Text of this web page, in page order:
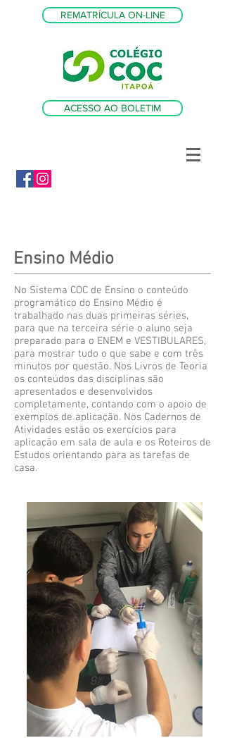
REMATRÍCULA ON-LINE
ACESSO AO BOLETIM
Ensino Médio
No Sistema COC de Ensino o conteúdo
programático do Ensino Médio é
trabalhado nas duas primeiras séries,
para que na terceira série o aluno seja
preparado para o ENEM e VESTIBULARES,
para mostrar tudo o que sabe e com três
minutos por questão. Nos Livros de Teoria
os conteúdos das disciplinas são
apresentados e desenvolvidos
completamente, contando com o apoio de
exemplos de aplicação. Nos Cadernos de
Atividades estão os exercícios para
aplicação em sala de aula e os Roteiros de
Estudos orientando para as tarefas de
casa.